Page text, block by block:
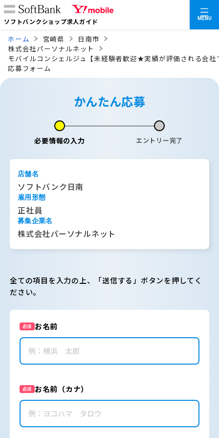
ソフトバンクショップ求人ガイド MENU
ホーム 宮崎県
日南市
株式会社パーソナルネット
モバイルコンシェルジュ【未経験者歓迎★実績が評価される会社
応募フォーム
かんたん応募
必要情報の入力 エントリー完了
店舗名
ソフトバンク日南
雇用形態
正社員
募集企業名
株式会社パーソナルネット
全ての項目を入力の上、「送信する」ボタンを押してく
ださい。
必須 お名前
必須 お名前（カナ）